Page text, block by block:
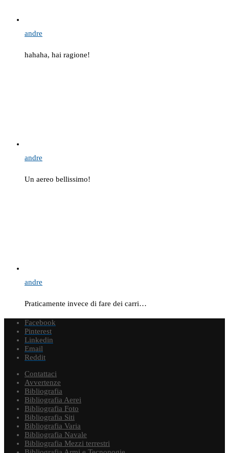
andre
hahaha, hai ragione!
andre
Un aereo bellissimo!
andre
Praticamente invece di fare dei carri…
Facebook
Pinterest
Linkedin
Email
Reddit
Contattaci
Avvertenze
Bibliografia
Bibliografia Aerei
Bibliografia Foto
Bibliografia Siti
Bibliografia Varia
Bibliografia Navale
Bibliografia Mezzi terrestri